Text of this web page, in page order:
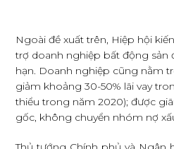
Ngoài đề xuất trên, Hiệp hội
trợ doanh nghiệp bất động sản
hạn. Doanh nghiệp cũng nằm
giảm khoảng 30-50% lãi vay
thiểu trong năm 2020); được
gốc, không chuyển nhóm nợ